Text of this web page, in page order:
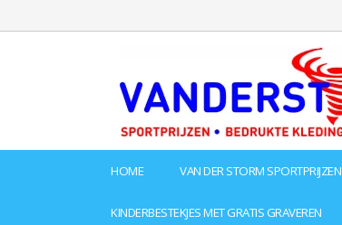
HOME VAN DER STORM SPORTPRIJZEN
KINDERBESTEKJES MET GRATIS GRAVEREN